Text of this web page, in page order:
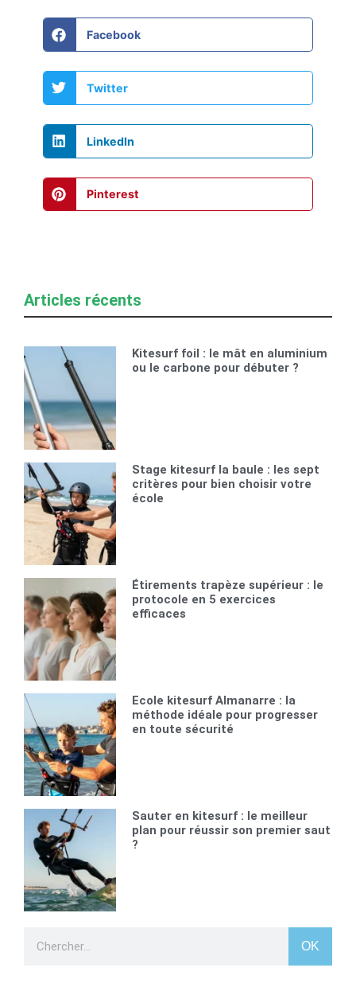
Facebook
Twitter
LinkedIn
Pinterest
Articles récents
Kitesurf foil : le mât en aluminium
ou le carbone pour débuter ?
Stage kitesurf la baule : les sept
critères pour bien choisir votre
école
Étirements trapèze supérieur : le
protocole en 5 exercices
efficaces
Ecole kitesurf Almanarre : la
méthode idéale pour progresser
en toute sécurité
Sauter en kitesurf : le meilleur
plan pour réussir son premier saut
?
OK